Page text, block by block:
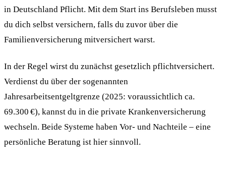
in Deutschland Pflicht. Mit dem Start ins Berufsleben musst
du dich selbst versichern, falls du zuvor über die
Familienversicherung mitversichert warst.
In der Regel wirst du zunächst gesetzlich pflichtversichert.
Verdienst du über der sogenannten
Jahresarbeitsentgeltgrenze (2025: voraussichtlich ca.
69.300 €), kannst du in die private Krankenversicherung
wechseln. Beide Systeme haben Vor- und Nachteile – eine
persönliche Beratung ist hier sinnvoll.